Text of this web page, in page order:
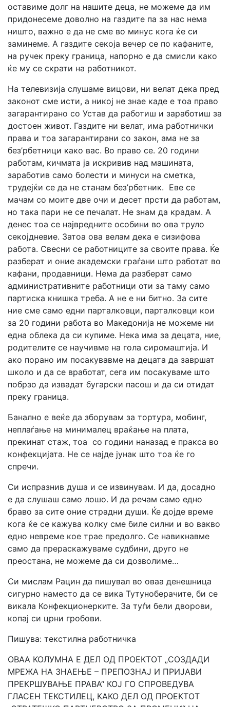
оставиме долг на нашите деца, не можеме да им
придонесеме доволно на газдите па за нас нема
ништо, важно е да не сме во минус кога ќе си
заминеме. А газдите секоја вечер се по кафаните,
на ручек преку граница, напорно е да смисли како
ќе му се скрати на работникот.
На телевизија слушаме вицови, ни велат дека пред
законот сме исти, а никој не знае каде е тоа право
загарантирано со Устав да работиш и заработиш за
достоен живот. Газдите ни велат, има работнички
права и тоа загарантирани со закон, ама не за
без’рбетници како вас. Во право се. 20 години
работам, кичмата ја искривив над машината,
заработив само болести и минуси на сметка,
трудејќи се да не станам без’рбетник. Еве се
мачам со моите две очи и десет прсти да работам,
но така пари не се печалат. Не знам да крадам. А
денес тоа се највреднитe особини во ова труло
секојдневие. Затоа ова велам дека е сизифова
работа. Свесни се работниците за своите права. Ќе
разберат и оние академски граѓани што работат во
кафани, продавници. Нема да разберат само
административните работници оти за таму само
партиска книшка треба. А не е ни битно. За сите
ние сме само едни парталковци, парталковци кои
за 20 години работа во Македонија не можеме ни
една облека да си купиме. Нека има за децата, ние,
родителите се научивме на гола сиромаштија. И
ако порано им посакувавме на децата да завршат
школо и да се вработат, сега им посакуваме што
побрзо да извадат бугарски пасош и да си отидат
преку граница.
Банално е веќе да зборувам за тортура, мобинг,
неплаѓање на минималец враќање на плата,
прекинат стаж, тоа со години наназад е пракса во
конфекцијата. Не се најде јунак што тоа ќе го
спречи.
Си испразнив душа и се извинувам. И да, досадно
е да слушаш само лошо. И да речам само едно
браво за сите оние страдни души. Ќе дојде време
кога ќе се кажува колку сме биле силни и во вакво
едно невреме кое трае предолго. Се навикнавме
само да прераскажуваме судбини, друго не
преостана, не можеме да си дозволиме…
Си мислам Рацин да пишувал во оваа денешница
сигурно наместо да се вика Тутуноберачите, би се
викала Конфекционерките. За туѓи бели дворови,
копај си црни гробови.
Пишува: текстилна работничка
ОВАА КОЛУМНА Е ДЕЛ ОД ПРОЕКТОТ „СОЗДАДИ
МРЕЖА НА ЗНАЕЊЕ – ПРЕПОЗНАЈ И ПРИЈАВИ
ПРЕКРШУВАЊЕ ПРАВА“ КОЈ ГО СПРОВЕДУВА
ГЛАСЕН ТЕКСТИЛЕЦ, КАКО ДЕЛ ОД ПРОЕКТОТ